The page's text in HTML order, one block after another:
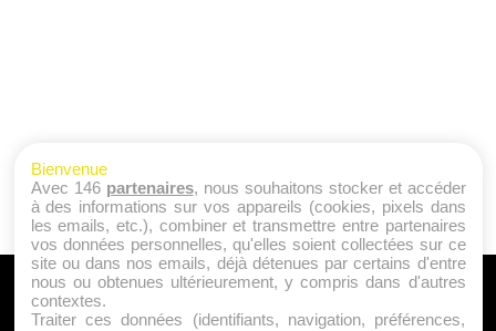
A PROPOS
Qui sommes nous ?
Bienvenue
Avec 146 partenaires, nous souhaitons stocker et accéder
à des informations sur vos appareils (cookies, pixels dans
les emails, etc.), combiner et transmettre entre partenaires
vos données personnelles, qu'elles soient collectées sur ce
site ou dans nos emails, déjà détenues par certains d'entre
nous ou obtenues ultérieurement, y compris dans d'autres
contextes.
Traiter ces données (identifiants, navigation, préférences,